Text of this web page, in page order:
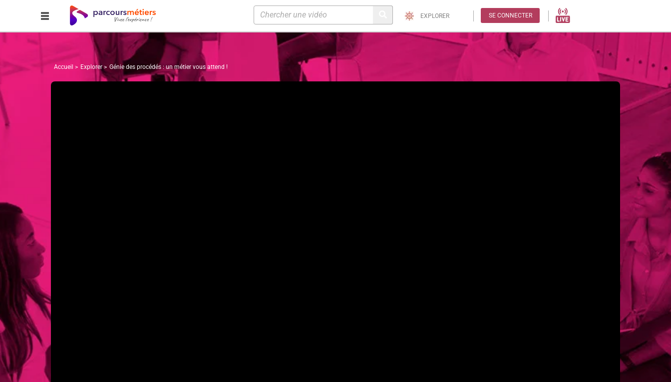
EXPLORER SE CONNECTER
Accueil Explorer Génie des procédés : un métier vous attend !